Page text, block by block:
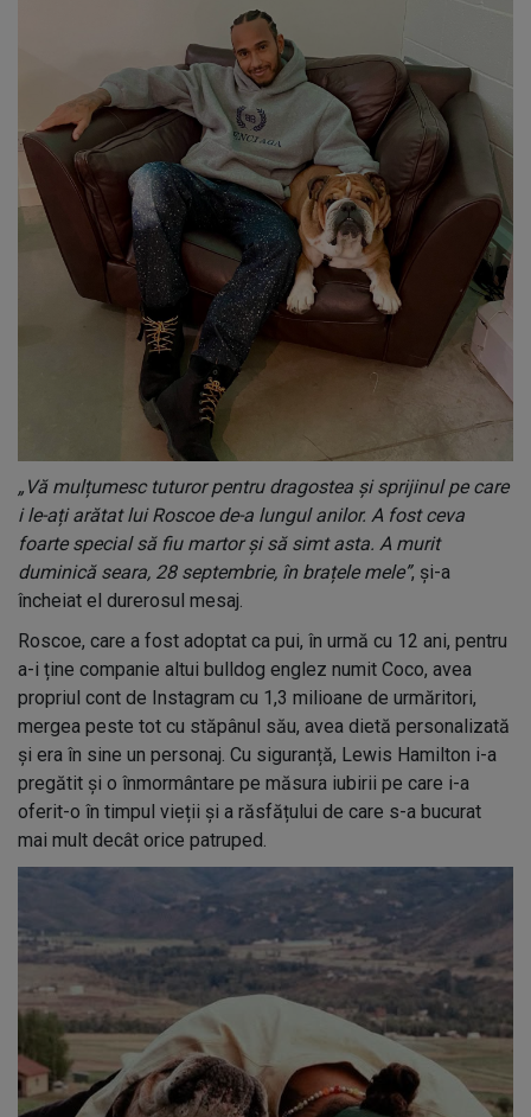
„Vă mulțumesc tuturor pentru dragostea și sprijinul pe care
i le-ați arătat lui Roscoe de-a lungul anilor. A fost ceva
foarte special să fiu martor și să simt asta. A murit
duminică seara, 28 septembrie, în brațele mele”, și-a
încheiat el durerosul mesaj.
Roscoe, care a fost adoptat ca pui, în urmă cu 12 ani, pentru
a-i ține companie altui bulldog englez numit Coco, avea
propriul cont de Instagram cu 1,3 milioane de urmăritori,
mergea peste tot cu stăpânul său, avea dietă personalizată
și era în sine un personaj. Cu siguranță, Lewis Hamilton i-a
pregătit și o înmormântare pe măsura iubirii pe care i-a
oferit-o în timpul vieții și a răsfățului de care s-a bucurat
mai mult decât orice patruped.